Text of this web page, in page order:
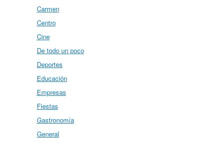
Carmen
Centro
Cine
De todo un poco
Deportes
Educación
Empresas
Fiestas
Gastronomía
General